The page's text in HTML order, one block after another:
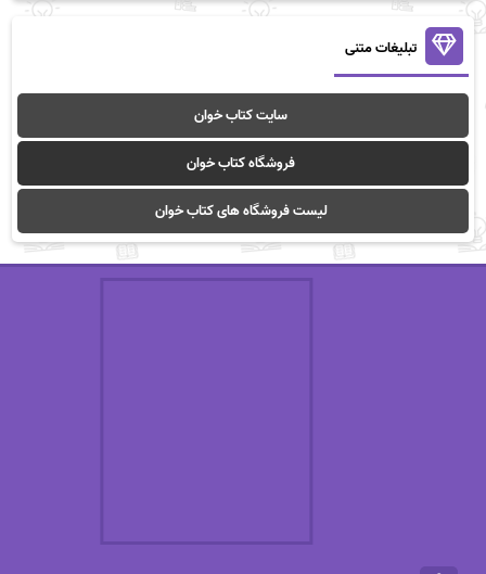
تبلیغات متنی
سایت کتاب خوان
فروشگاه کتاب خوان
لیست فروشگاه های کتاب خوان